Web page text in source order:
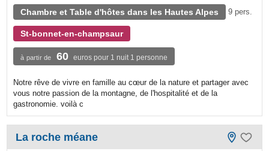
Chambre et Table d'hôtes dans les Hautes Alpes 9 pers.
St-bonnet-en-champsaur
à partir de 60 euros pour 1 nuit 1 personne
Notre rêve de vivre en famille au cœur de la nature et partager avec
vous notre passion de la montagne, de l'hospitalité et de la
gastronomie. voilà c
La roche méane